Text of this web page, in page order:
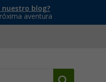
nuestro blog?
aventura